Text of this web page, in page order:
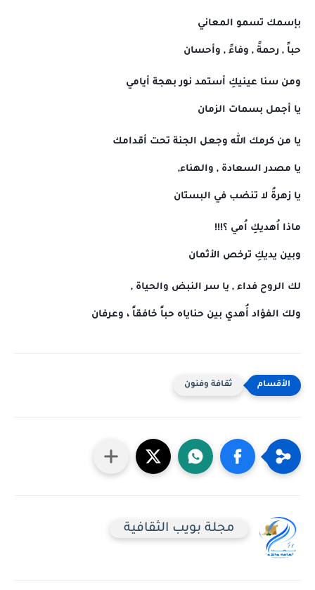
بإسمك تسمو المعاني
حباً , رحمةً , وفاءً , وأحسان
ومن سنا عينيكِ أستمد نور بهجة أيامي
يا أجمل بسمات الزمان
يا من كرمك الله وجعل الجنة تحت أقدامك
يا مصدر السعادة , والهناء,
يا زهرةُ لا تنضب في البستان
ماذا اُهديكِ اُمي ؟!!!
وبين يديكِ ترخص الأثمان
لك الروح فداء , يا سر النبض والحياة ,
ولك الفؤاد أُهدي بين حناياه حباً خافقاً ، وعرفان
ثقافة وفنون
مجلة بويب الثقافية